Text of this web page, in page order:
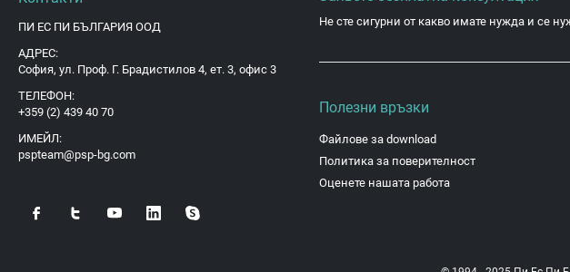
ПИ ЕС ПИ БЪЛГАРИЯ ООД
АДРЕС:
София, ул. Проф. Г. Брадистилов 4, ет. 3, офис 3
ТЕЛЕФОН:
+359 (2) 439 40 70
ИМЕЙЛ:
pspteam@psp-bg.com
Не сте сигурни от какво имате нужда и се
Полезни връзки
Файлове за download
Политика за поверителност
Оценете нашата работа